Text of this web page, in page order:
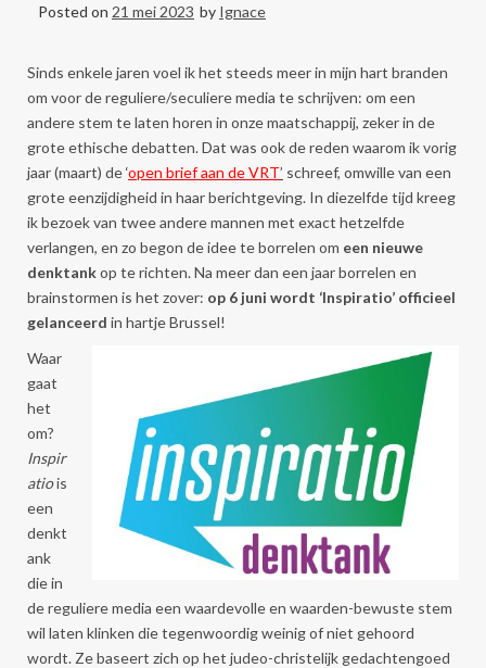
Posted on 21 mei 2023 by Ignace
Sinds enkele jaren voel ik het steeds meer in mijn hart branden
om voor de reguliere/seculiere media te schrijven: om een
andere stem te laten horen in onze maatschappij, zeker in de
grote ethische debatten. Dat was ook de reden waarom ik vorig
jaar (maart) de ‘open brief aan de VRT’ schreef, omwille van een
grote eenzijdigheid in haar berichtgeving. In diezelfde tijd kreeg
ik bezoek van twee andere mannen met exact hetzelfde
verlangen, en zo begon de idee te borrelen om een nieuwe
denktankop te richten. Na meer dan een jaar borrelen en
brainstormen is het zover: op 6 juni wordt ‘Inspiratio’ officieel
gelanceerd in hartje Brussel!
Waar
gaat
het
om?
Inspir
atiois
een
denkt
ank
die in
de reguliere media een waardevolle en waarden-bewuste stem
wil laten klinken die tegenwoordig weinig of niet gehoord
wordt. Ze baseert zich op het judeo-christelijk gedachtengoed